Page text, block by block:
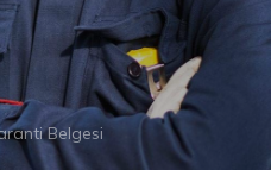
Belgesi